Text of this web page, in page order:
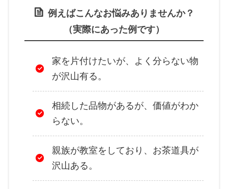
例えばこんなお悩みありませんか？
（実際にあった例です）
家を片付けたいが、よく分らない物
が沢山有る。
相続した品物があるが、価値がわか
らない。
親族が教室をしており、お茶道具が
沢山ある。